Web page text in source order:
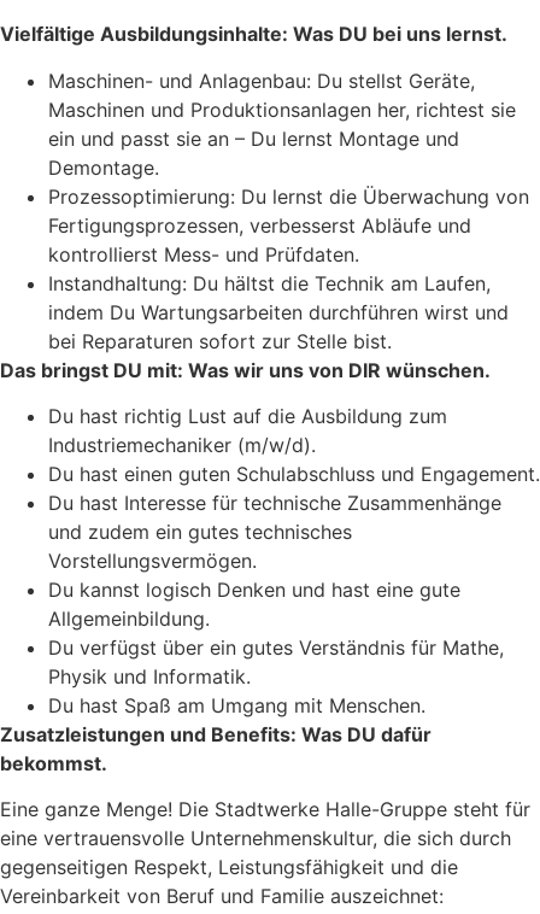
Vielfältige Ausbildungsinhalte: Was DU bei uns lernst.
Maschinen- und Anlagenbau: Du stellst Geräte,
Maschinen und Produktionsanlagen her, richtest sie
ein und passt sie an – Du lernst Montage und
Demontage.
Prozessoptimierung: Du lernst die Überwachung von
Fertigungsprozessen, verbesserst Abläufe und
kontrollierst Mess- und Prüfdaten.
Instandhaltung: Du hältst die Technik am Laufen,
indem Du Wartungsarbeiten durchführen wirst und
bei Reparaturen sofort zur Stelle bist.
Das bringst DU mit: Was wir uns von DIR wünschen.
Du hast richtig Lust auf die Ausbildung zum
Industriemechaniker (m/w/d).
Du hast einen guten Schulabschluss und Engagement.
Du hast Interesse für technische Zusammenhänge
und zudem ein gutes technisches
Vorstellungsvermögen.
Du kannst logisch Denken und hast eine gute
Allgemeinbildung.
Du verfügst über ein gutes Verständnis für Mathe,
Physik und Informatik.
Du hast Spaß am Umgang mit Menschen.
Zusatzleistungen und Benefits: Was DU dafür
bekommst.
Eine ganze Menge! Die Stadtwerke Halle-Gruppe steht für
eine vertrauensvolle Unternehmenskultur, die sich durch
gegenseitigen Respekt, Leistungsfähigkeit und die
Vereinbarkeit von Beruf und Familie auszeichnet: